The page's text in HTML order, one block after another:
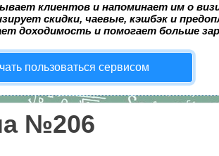
клиентов и напоминает им о
скидки, чаевые, кэшбэк и
доходимость и помогает больше
пользоваться сервисом
№206